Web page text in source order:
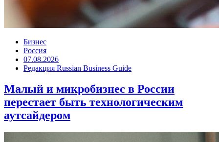
Бизнес
Россия
07.08.2026
Редакция Russian Business Guide
Малый и микробизнес в России
перестает быть технологическим
аутсайдером